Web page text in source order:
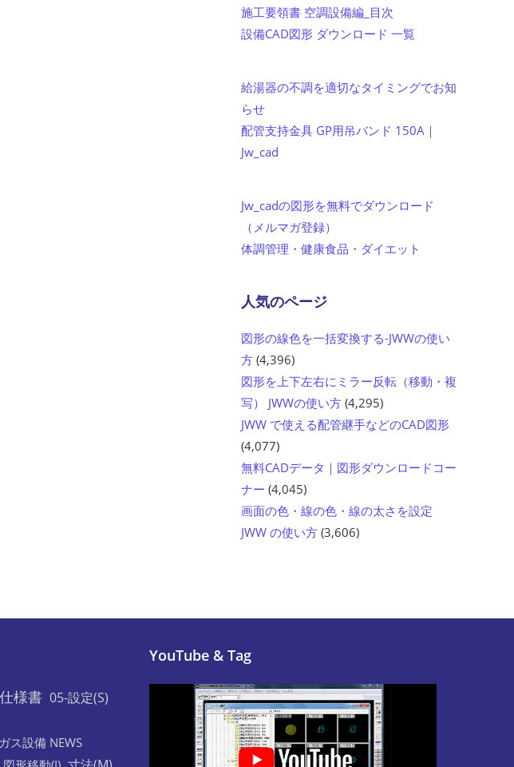
施工要領書 空調設備編_目次
設備CAD図形 ダウンロード 一覧
給湯器の不調を適切なタイミングでお知
らせ
配管支持金具 GP用吊バンド 150A｜
Jw_cad
Jw_cadの図形を無料でダウンロード
（メルマガ登録）
体調管理・健康食品・ダイエット
人気のページ
図形の線色を一括変換する-JWWの使い
方 (4,396)
図形を上下左右にミラー反転（移動・複
写） JWWの使い方 (4,295)
JWW で使える配管継手などのCAD図形
(4,077)
無料CADデータ｜図形ダウンロードコー
ナー (4,045)
画面の色・線の色・線の太さを設定
JWW の使い方 (3,606)
様書 05-設定(S)
ガス設備 NEWS
YouTube & Tag